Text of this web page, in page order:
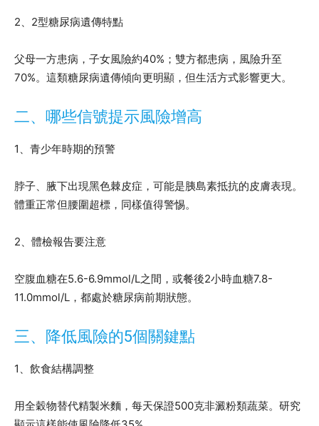
2、2型糖尿病遺傳特點
父母一方患病，子女風險約40%；雙方都患病，風險升至
70%。這類糖尿病遺傳傾向更明顯，但生活方式影響更大。
二、哪些信號提示風險增高
1、青少年時期的預警
脖子、腋下出現黑色棘皮症，可能是胰島素抵抗的皮膚表現。
體重正常但腰圍超標，同樣值得警惕。
2、體檢報告要注意
空腹血糖在5.6-6.9mmol/L之間，或餐後2小時血糖7.8-
11.0mmol/L，都處於糖尿病前期狀態。
三、降低風險的5個關鍵點
1、飲食結構調整
用全穀物替代精製米麵，每天保證500克非澱粉類蔬菜。研究